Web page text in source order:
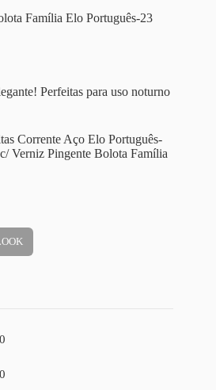
Família Elo Português-23
Perfeitas para uso noturno
Corrente Aço Elo Português-
Verniz Pingente Bolota Família